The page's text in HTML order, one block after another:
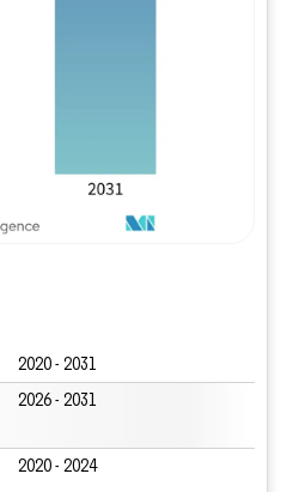
2020 - 2031
2026 - 2031
2020 - 2024